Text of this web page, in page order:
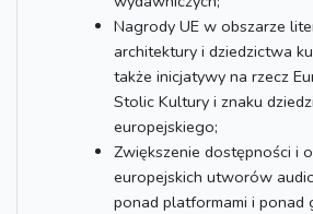
Nagrody UE w obszarze
architektury i dziedzictwa
także inicjatywy na rzecz
Stolic Kultury i znaku
europejskiego;
Zwiększenie dostępności i
europejskich utworów
ponad platformami i ponad